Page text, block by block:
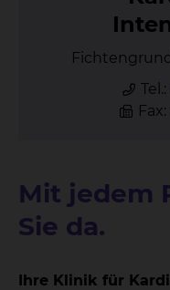
Tel.:
Mit jedem
Sie da.
Ihre Klinik für